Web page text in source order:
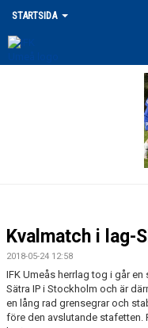
STARTSIDA
FRITIDSKORTET / STÖDFOND
UTLÄGG/ERSÄTTNING
FÖRSÄKRING / SKADOR
Kvalmatch i lag-
2018-05-24 12:58
IFK Umeås herrlag tog i går
Sätra IP i Stockholm och är
en lång rad grensegrar och
före den avslutande stafetten.